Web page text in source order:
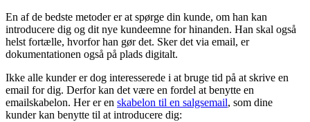
En af de bedste metoder er at spørge din kunde, om han kan
introducere dig og dit nye kundeemne for hinanden. Han skal også
helst fortælle, hvorfor han gør det. Sker det via email, er
dokumentationen også på plads digitalt.
Ikke alle kunder er dog interesserede i at bruge tid på at skrive en
email for dig. Derfor kan det være en fordel at benytte en
emailskabelon. Her er en skabelon til en salgsemail, som dine
kunder kan benytte til at introducere dig: